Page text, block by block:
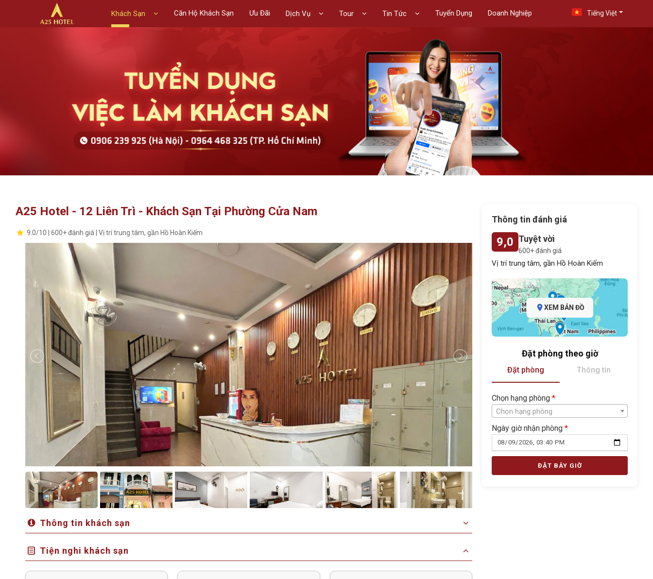
Khách Sạn Căn Hộ Khách Sạn Ưu Đãi Dịch Vụ Tour Tin Tức Tuyển Dụng Doanh Nghiệp Tiếng Việt
A25 Hotel - 12 Liên Trì - Khách Sạn Tại Phường Cửa Nam
9.0/10 | 600+ đánh giá | Vị trí trung tâm, gần Hồ Hoàn Kiếm
Thông tin khách sạn
Tiện nghi khách sạn
Thông tin đánh giá
9,0 Tuyệt vời
600+ đánh giá
Vị trí trung tâm, gần Hồ Hoàn Kiếm
XEM BẢN ĐỒ
Đặt phòng theo giờ
Đặt phòng Thông tin
Chọn hạng phòng *
Chọn hạng phòng
Ngày giờ nhận phòng *
ĐẶT BÂY GIỜ